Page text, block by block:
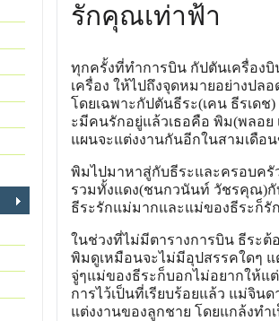
รักคุณเท่าฟ้า
ทุกครั้งที่ทำการบิน กัปตันเครื่อง
เครื่อง ให้ไปถึงจุดหมายอย่างป
โดยเฉพาะกัปตันธีระ(เคน ธีรเด
ะมีคนรักอยู่แล้วเธอคือ พิม(พลอย
แผนจะแต่งงานกันอีกในสามเดือ
พิมไปมาหาสู่กับธีระและครอบค
รวมทั้งแดง(ชนกวนันท์ วัชรคุณ)
ธีระรักแม่มากและแม่ของธีระก็รั
ในช่วงที่ไม่มีตารางการบิน ธีระ
พิมดูเหมือนจะไม่มีอุปสรรคใดๆ แ
จู่ๆแม่ของธีระก็บอกไม่อยากให้แ
การไว้เป็นที่เรียบร้อยแล้ว แม่จิน
แต่งงานของลูกชาย โดยแกล้งทำ